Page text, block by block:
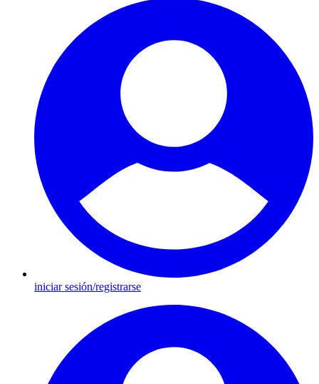
iniciar sesión/registrarse